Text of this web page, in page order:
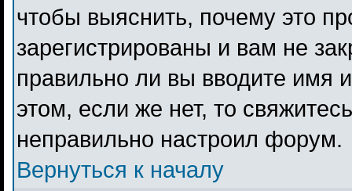
чтобы выяснить, почему это
зарегистрированы и вам не
правильно ли вы вводите имя
этом, если же нет, то
неправильно настроил форум.
Вернуться к началу